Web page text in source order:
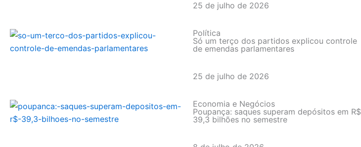
25 de julho de 2026
Política
Só um terço dos partidos explicou controle
de emendas parlamentares
25 de julho de 2026
Economia e Negócios
Poupança: saques superam depósitos em R$
39,3 bilhões no semestre